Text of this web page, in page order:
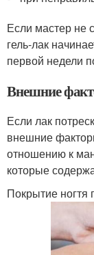
Если мастер не
гель-лак
первой недели
Внешние
Если лак
внешние
отношению к
которые
Покрытие ногтя